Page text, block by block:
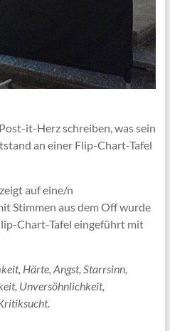
it-Herz schreiben, was sein
an einer Flip-Chart-Tafel
auf eine/n
Stimmen aus dem Off wurde
Chart-Tafel eingeführt mit
Härte, Angst, Starrsinn,
Unversöhnlichkeit,